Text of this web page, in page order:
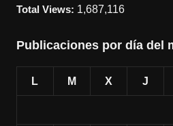
Total Views: 1,687,116
Publicaciones por día del
L M X J